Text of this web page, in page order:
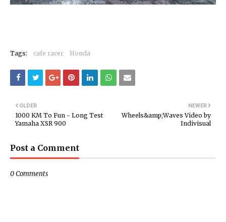
Tags: cafe racer Honda
NEWER
Wheels&amp;Waves Video by
Indivisual
OLDER
1000 KM To Fun - Long Test
Yamaha XSR 900
Post a Comment
0 Comments